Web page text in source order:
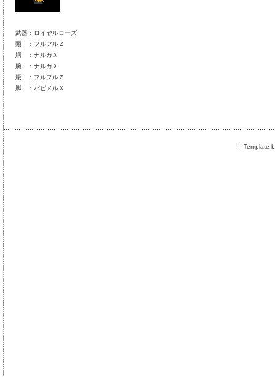
武器：ロイヤルローズ
頭 ：フルフルＺ
胴 ：ナルガＸ
腕 ：ナルガＸ
腰 ：フルフルＺ
脚 ：パピメルＸ
Template